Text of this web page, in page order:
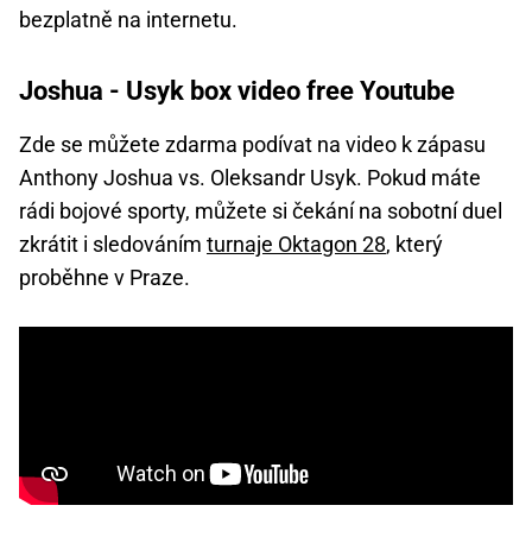
bezplatně na internetu.
Joshua - Usyk box video free Youtube
Zde se můžete zdarma podívat na video k zápasu
Anthony Joshua vs. Oleksandr Usyk. Pokud máte
rádi bojové sporty, můžete si čekání na sobotní duel
zkrátit i sledováním turnaje Oktagon 28, který
proběhne v Praze.